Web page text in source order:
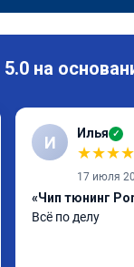
на
И Илья ✓
★★★★
17 июля
«Чип тюнинг
Всё по делу